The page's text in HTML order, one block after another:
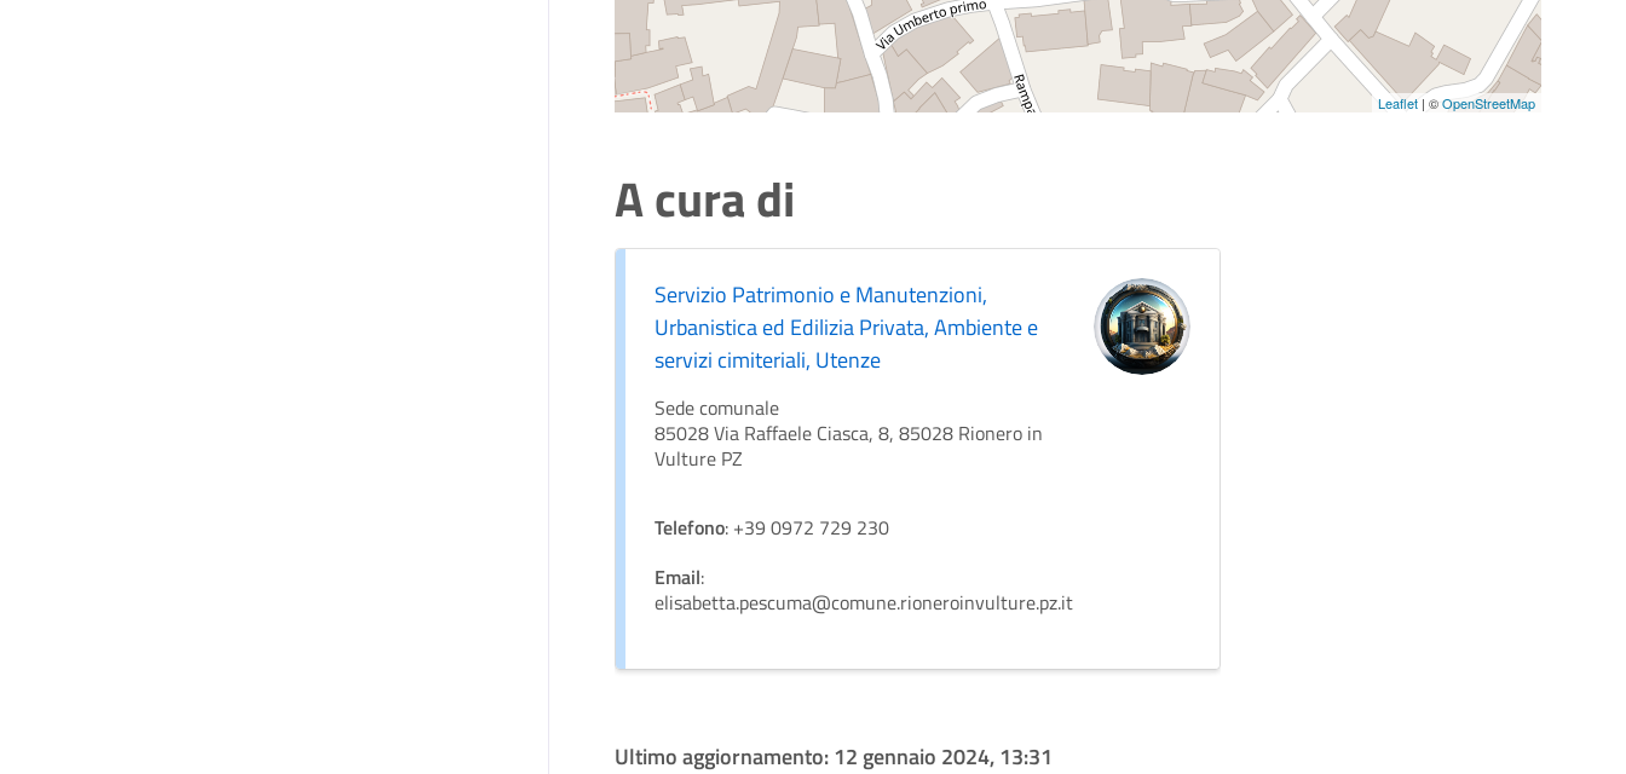
Leaflet| ©OpenStreetMap
A cura di
Servizio Patrimonio e Manutenzioni,
Urbanistica ed Edilizia Privata, Ambiente e
servizi cimiteriali, Utenze
Sede comunale
85028 Via Raffaele Ciasca, 8, 85028 Rionero in
Vulture PZ
Telefono: +39 0972 729 230
Email:
elisabetta.pescuma@comune.rioneroinvulture.pz.it
Ultimo aggiornamento:12 gennaio 2024, 13:31